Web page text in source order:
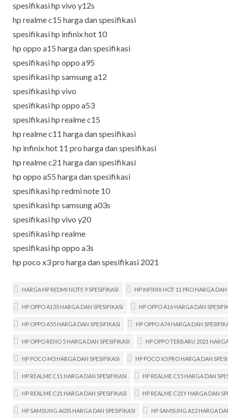
spesifikasi hp vivo y12s
hp realme c15 harga dan spesifikasi
spesifikasi hp infinix hot 10
hp oppo a15 harga dan spesifikasi
spesifikasi hp oppo a95
spesifikasi hp samsung a12
spesifikasi hp vivo
spesifikasi hp oppo a53
spesifikasi hp realme c15
hp realme c11 harga dan spesifikasi
hp infinix hot 11 pro harga dan spesifikasi
hp realme c21 harga dan spesifikasi
hp oppo a55 harga dan spesifikasi
spesifikasi hp redmi note 10
spesifikasi hp samsung a03s
spesifikasi hp vivo y20
spesifikasi hp realme
spesifikasi hp oppo a3s
hp poco x3 pro harga dan spesifikasi 2021
HARGA HP REDMI NOTE 9 SPESIFIKASI HP INFINIX HOT 11 PRO HARGA DAN
HP OPPO A15S HARGA DAN SPESIFIKASI HP OPPO A16 HARGA DAN
HP OPPO A55 HARGA DAN SPESIFIKASI HP OPPO A74 HARGA DAN
HP OPPO RENO 5 HARGA DAN SPESIFIKASI HP OPPO TERBARU 2021
HP POCO M3 HARGA DAN SPESIFIKASI HP POCO X3 PRO HARGA DAN
HP REALME C11 HARGA DAN SPESIFIKASI HP REALME C15 HARGA DAN
HP REALME C21 HARGA DAN SPESIFIKASI HP REALME C21Y HARGA DAN
HP SAMSUNG A03S HARGA DAN SPESIFIKASI HP SAMSUNG A12 HARGA